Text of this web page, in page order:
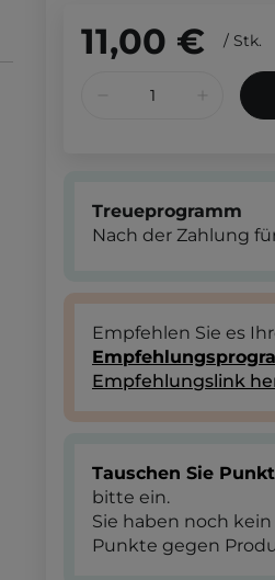
11,00 € / Stk.
Treueprogramm
Nach der Zahlung
Empfehlen Sie es
Empfehlungslink
Tauschen Sie
bitte ein.
Sie haben noch kein
Punkte gegen